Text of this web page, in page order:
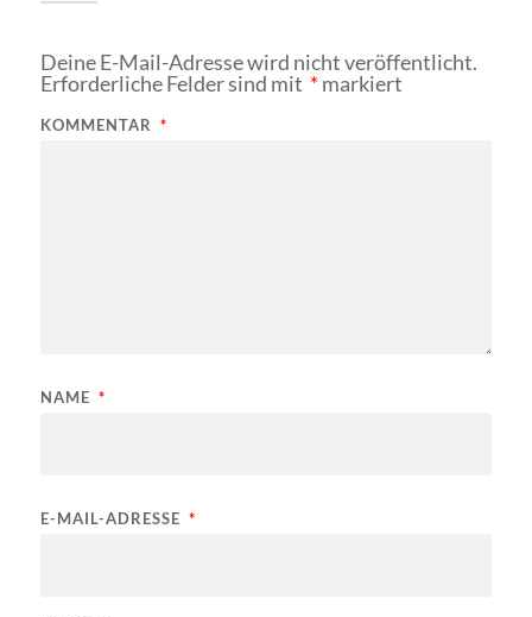
Deine E-Mail-Adresse wird nicht veröffentlicht.
Erforderliche Felder sind mit *markiert
KOMMENTAR *
NAME *
E-MAIL-ADRESSE *